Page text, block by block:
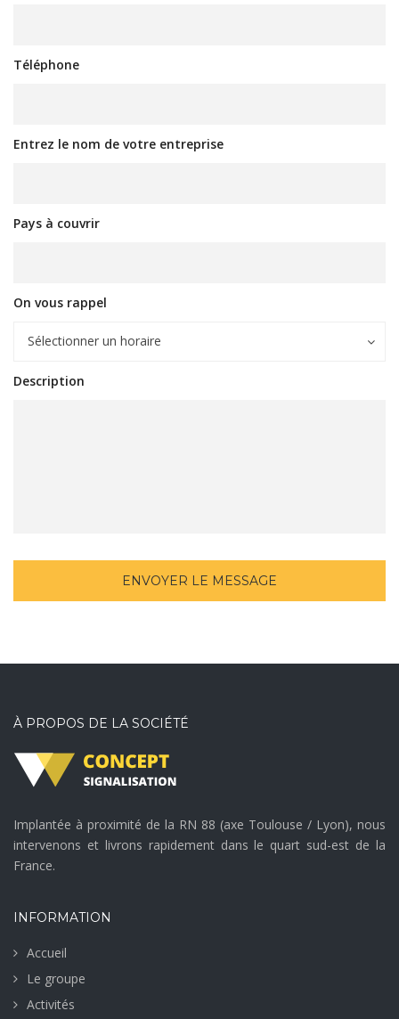
Téléphone
Entrez le nom de votre entreprise
Pays à couvrir
On vous rappel
Sélectionner un horaire
Description
À PROPOS DE LA SOCIÉTÉ
Implantée à proximité de la RN 88 (axe Toulouse / Lyon), nous
intervenons et livrons rapidement dans le quart sud-est de la
France.
INFORMATION
Accueil
Le groupe
Activités